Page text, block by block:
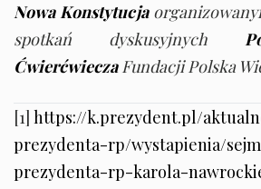
Nowa Konstytucja
spotkań dyskusyjnych
ĆwierćwieczaFundacji Polska
[1] https://k.prezydent.pl/
prezydenta-rp/wystapienia/
prezydenta-rp-karola-